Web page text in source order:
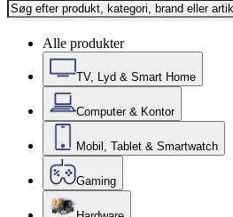
Alle produkter
TV, Lyd & Smart Home
Computer & Kontor
Mobil, Tablet & Smartwatch
Gaming